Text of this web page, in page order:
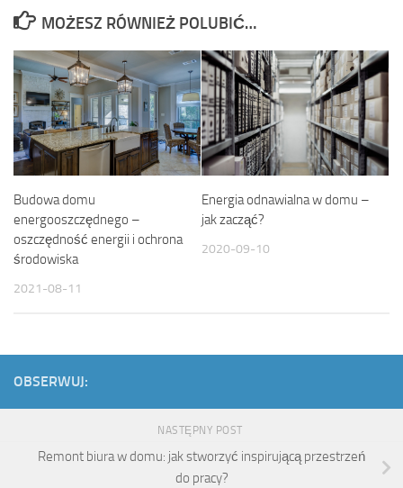
MOŻESZ RÓWNIEŻ POLUBIĆ…
Budowa domu
energooszczędnego –
oszczędność energii i ochrona
środowiska
2021-08-11
Energia odnawialna w domu –
jak zacząć?
2020-09-10
OBSERWUJ:
NASTĘPNY POST
Remont biura w domu: jak stworzyć inspirującą przestrzeń
do pracy?